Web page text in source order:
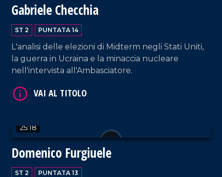
Gabriele Checchia
ST 2 PUNTATA 14
L'analisi delle elezioni di Midterm negli Stati Uniti,
la guerra in Ucraina e la minaccia nucleare
nell'intervista all'Ambasciatore.
25:18
Domenico Furgiuele
ST 2 PUNTATA 13
VAI AL TITOLO